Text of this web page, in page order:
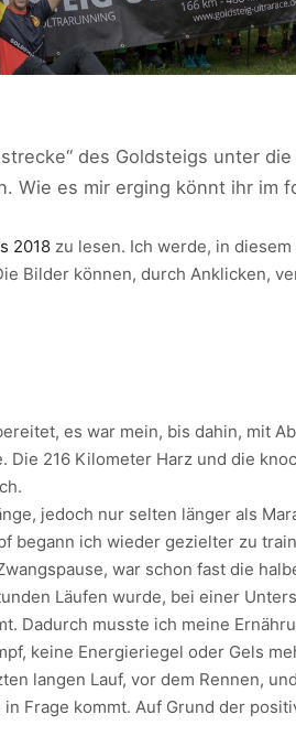
des Goldsteigs unter
Wie es mir erging könnt ihr im
2018 zu lesen. Ich werde, in
Bilder können, durch Anklicken,
es war mein, bis dahin, mit
216 Kilometer Harz und die
jedoch nur selten länger als
begann ich wieder gezielter zu
war schon fast die
Läufen wurde, bei einer
Dadurch musste ich meine
keine Energieriegel oder Gels
langen Lauf, vor dem Rennen,
Frage kommt. Auf Grund der